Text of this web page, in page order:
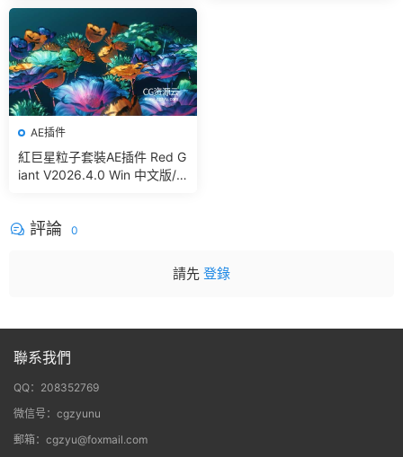
AE插件
紅巨星粒子套裝AE插件 Red G
iant V2026.4.0 Win 中文版/
評論 0
請先 登錄
聯系我們
QQ：208352769
微信号：cgzyunu
郵箱：cgzyu@foxmail.com